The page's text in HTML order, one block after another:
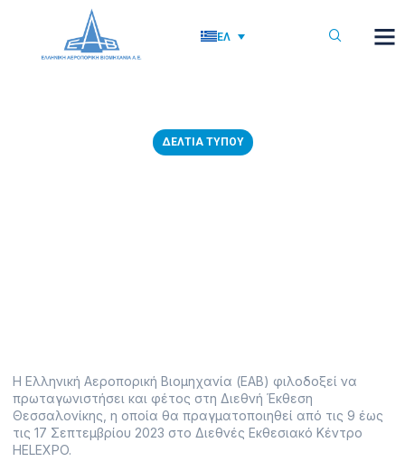
ΕΛ
ΔΕΛΤΊΑ ΤΎΠΟΥ
Η Ελληνική Αεροπορική Βιομηχανία (ΕΑΒ) φιλοδοξεί να
πρωταγωνιστήσει και φέτος στη Διεθνή Έκθεση
Θεσσαλονίκης, η οποία θα πραγματοποιηθεί από τις 9 έως
τις 17 Σεπτεμβρίου 2023 στο Διεθνές Εκθεσιακό Κέντρο
HELEXPO.